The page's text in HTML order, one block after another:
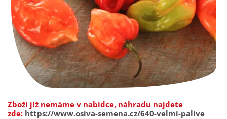
Zboží již nemáme v nabídce, náhradu najdete
zde: https://www.osiva-semena.cz/640-velmi-palive